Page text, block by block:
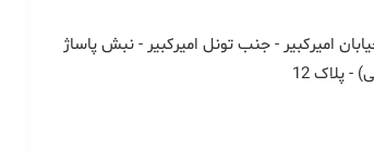
امیرکبیر - جنب تونل امیرکبیر - نبش پاساژ
- پلاک 12